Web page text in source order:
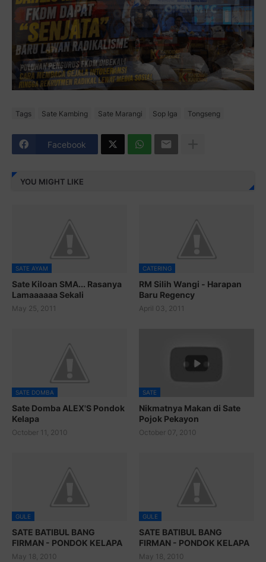
Tags Sate Kambing Sate Marangi Sop Iga Tongseng
Facebook
YOU MIGHT LIKE
SATE AYAM
Sate Kiloan SMA... Rasanya
Lamaaaaaa Sekali
May 25, 2011
CATERING
RM Silih Wangi - Harapan
Baru Regency
April 03, 2011
SATE DOMBA
Sate Domba ALEX'S Pondok
Kelapa
October 11, 2010
SATE
Nikmatnya Makan di Sate
Pojok Pekayon
October 07, 2010
GULE
SATE BATIBUL BANG
FIRMAN - PONDOK KELAPA
May 18, 2010
GULE
SATE BATIBUL BANG
FIRMAN - PONDOK KELAPA
May 18, 2010